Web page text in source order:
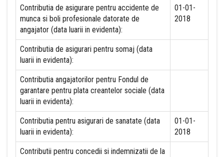
Contributia de asigurare pentru accidente de
munca si boli profesionale datorate de
angajator (data luarii in evidenta):
01-01-
2018
Contributia de asigurari pentru somaj (data
luarii in evidenta):
Contributia angajatorilor pentru Fondul de
garantare pentru plata creantelor sociale (data
luarii in evidenta):
Contributia pentru asigurari de sanatate (data
luarii in evidenta):
01-01-
2018
Contributii pentru concedii si indemnizatii de la